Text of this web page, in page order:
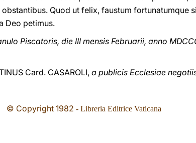
Quod ut felix, faustum fortunatumque
Deo petimus.
Piscatoris, die III mensis Februarii, anno
Card. CASAROLI, a publicis Ecclesiae
© Copyright 1982 - Libreria Editrice Vaticana